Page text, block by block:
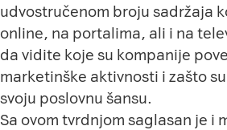
udvostručenom broju sadržaja
online, na portalima, ali i na
da vidite koje su kompanije
marketinške aktivnosti i zašto
svoju poslovnu šansu.
Sa ovom tvrdnjom saglasan je i